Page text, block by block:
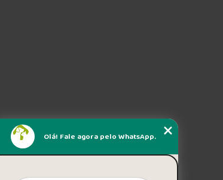
Olá! Fale agora pelo WhatsApp.